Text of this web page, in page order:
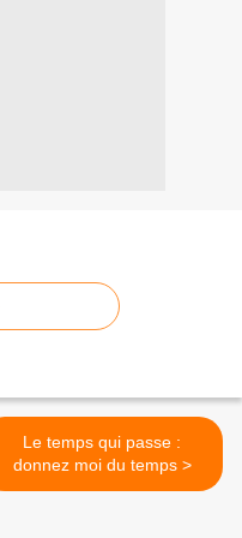
Le temps qui passe :
donnez moi du temps >